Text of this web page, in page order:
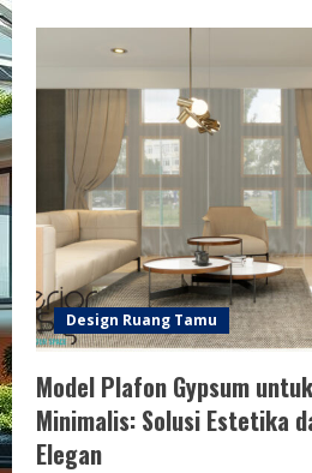
Ruang
Gaya
Jepang:
Menciptakan
Suasana
Santai
dan
Elegan
Design Ruang Tamu
Model Plafon Gypsum
Minimalis: Solusi Estetika
Elegan